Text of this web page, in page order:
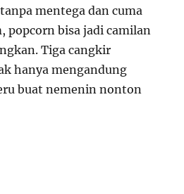
mentega dan cuma
popcorn bisa jadi camilan
Tiga cangkir
hanya mengandung
buat nemenin nonton